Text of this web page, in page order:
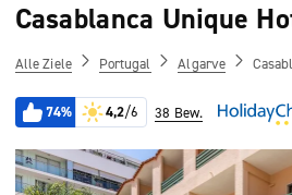
Casablanca Unique
Alle Ziele Portugal Algarve
74% 4,2/6 38 Bew.